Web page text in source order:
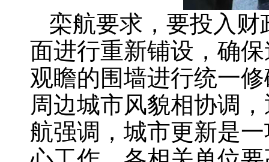
栾航要求，要投入
面进行重新铺设，确
观瞻的围墙进行统一
周边城市风貌相协调
航强调，城市更新是